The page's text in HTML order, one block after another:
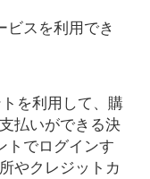
ビスを利用でき
を利用して、購
払いができる決
トでログインす
やクレジットカ